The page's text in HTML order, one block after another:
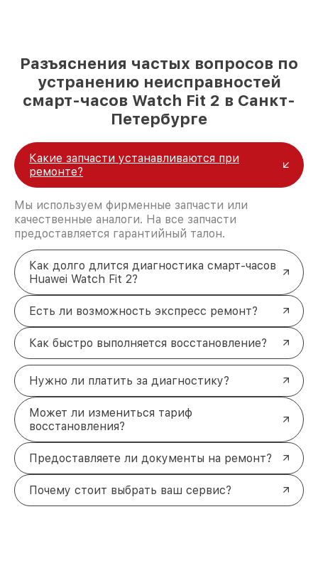
Разъяснения частых вопросов по
устранению неисправностей
смарт-часов Watch Fit 2 в Санкт-
Петербурге
Какие запчасти устанавливаются при
ремонте?
Мы используем фирменные запчасти или
качественные аналоги. На все запчасти
предоставляется гарантийный талон.
Как долго длится диагностика смарт-часов
Huawei Watch Fit 2?
Есть ли возможность экспресс ремонт?
Как быстро выполняется восстановление?
Нужно ли платить за диагностику?
Может ли измениться тариф
восстановления?
Предоставляете ли документы на ремонт?
Почему стоит выбрать ваш сервис?